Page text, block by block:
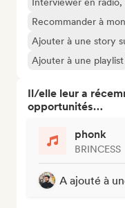
Recommander à
Ajouter à une story
Ajouter à une playlist
Il/elle leur a
opportunités…
phonk
BRINCESS
A ajouté à